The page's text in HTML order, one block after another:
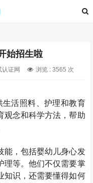
始招生啦
认证网 浏览 : 3565 次
生活照料、护理和教育
观念和科学方法，帮助
能，包括婴幼儿身心发
理等。他们不仅需要掌
知识，还需要懂得如何